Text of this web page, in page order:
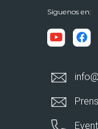
Síguenos en: